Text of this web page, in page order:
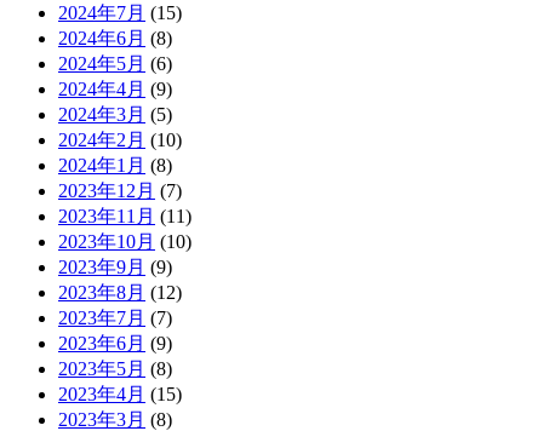
2024年7月 (15)
2024年6月 (8)
2024年5月 (6)
2024年4月 (9)
2024年3月 (5)
2024年2月 (10)
2024年1月 (8)
2023年12月 (7)
2023年11月 (11)
2023年10月 (10)
2023年9月 (9)
2023年8月 (12)
2023年7月 (7)
2023年6月 (9)
2023年5月 (8)
2023年4月 (15)
2023年3月 (8)